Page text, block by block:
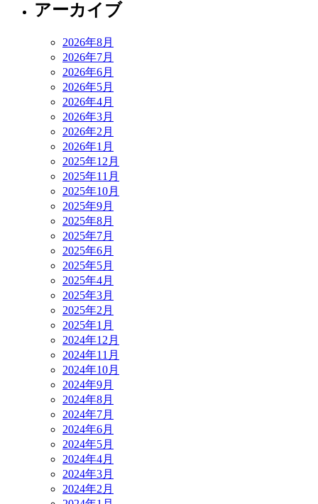
アーカイブ
2026年8月
2026年7月
2026年6月
2026年5月
2026年4月
2026年3月
2026年2月
2026年1月
2025年12月
2025年11月
2025年10月
2025年9月
2025年8月
2025年7月
2025年6月
2025年5月
2025年4月
2025年3月
2025年2月
2025年1月
2024年12月
2024年11月
2024年10月
2024年9月
2024年8月
2024年7月
2024年6月
2024年5月
2024年4月
2024年3月
2024年2月